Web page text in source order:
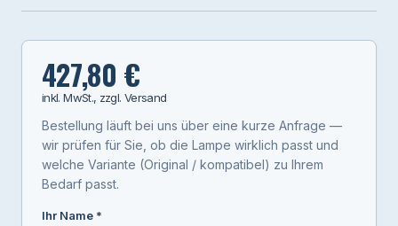
427,80 €
inkl. MwSt., zzgl. Versand
Bestellung läuft bei uns über eine kurze Anfrage —
wir prüfen für Sie, ob die Lampe wirklich passt und
welche Variante (Original / kompatibel) zu Ihrem
Bedarf passt.
Ihr Name *